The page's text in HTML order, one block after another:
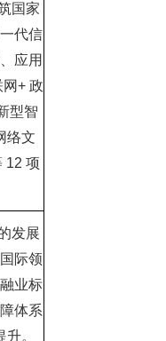
国家
代信
应用
+ 政
型智
络文
12 项
发展
际领
业标
体系
。